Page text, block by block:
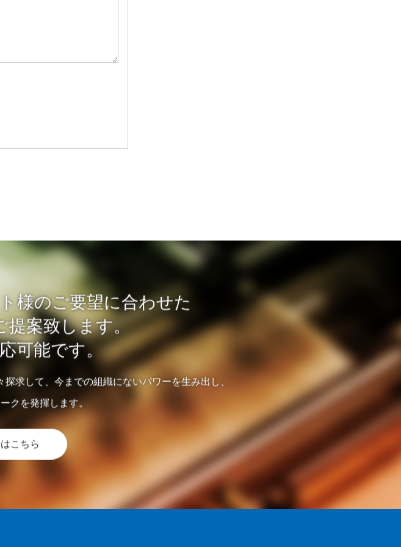
様のご要望に合わせた
案致します。
可能です。
求して、今までの組織にないパワーを生み出し、
クを発揮します。
こちら